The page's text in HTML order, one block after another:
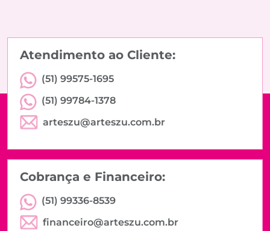
Atendimento ao Cliente:
(51) 99575-1695
(51) 99784-1378
arteszu@arteszu.com.br
Cobrança e Financeiro:
(51) 99336-8539
financeiro@arteszu.com.br